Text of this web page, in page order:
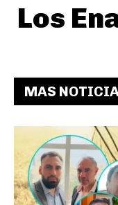
Los
MAS